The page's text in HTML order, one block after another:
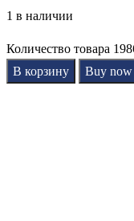
1 в наличии
Количество товара
В корзину
Buy now